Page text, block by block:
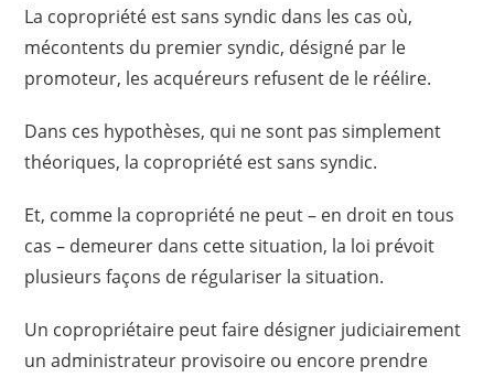
La copropriété est sans syndic dans les cas où,
mécontents du premier syndic, désigné par le
promoteur, les acquéreurs refusent de le réélire.
Dans ces hypothèses, qui ne sont pas simplement
théoriques, la copropriété est sans syndic.
Et, comme la copropriété ne peut – en droit en tous
cas – demeurer dans cette situation, la loi prévoit
plusieurs façons de régulariser la situation.
Un copropriétaire peut faire désigner judiciairement
un administrateur provisoire ou encore prendre